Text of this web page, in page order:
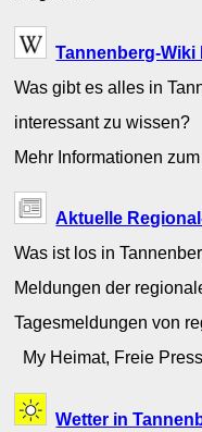
Tannenberg-Wiki
Was gibt es alles in
interessant zu wissen?
Mehr Informationen
Aktuelle
Was ist los in
Meldungen der
Tagesmeldungen von
My Heimat, Freie
Wetter in